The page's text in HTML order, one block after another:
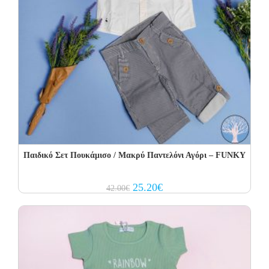
Παιδικό Σετ Πουκάμισο / Μακρύ Παντελόνι Αγόρι – FUNKY
42.00€ Original
price
25.20€Current
price